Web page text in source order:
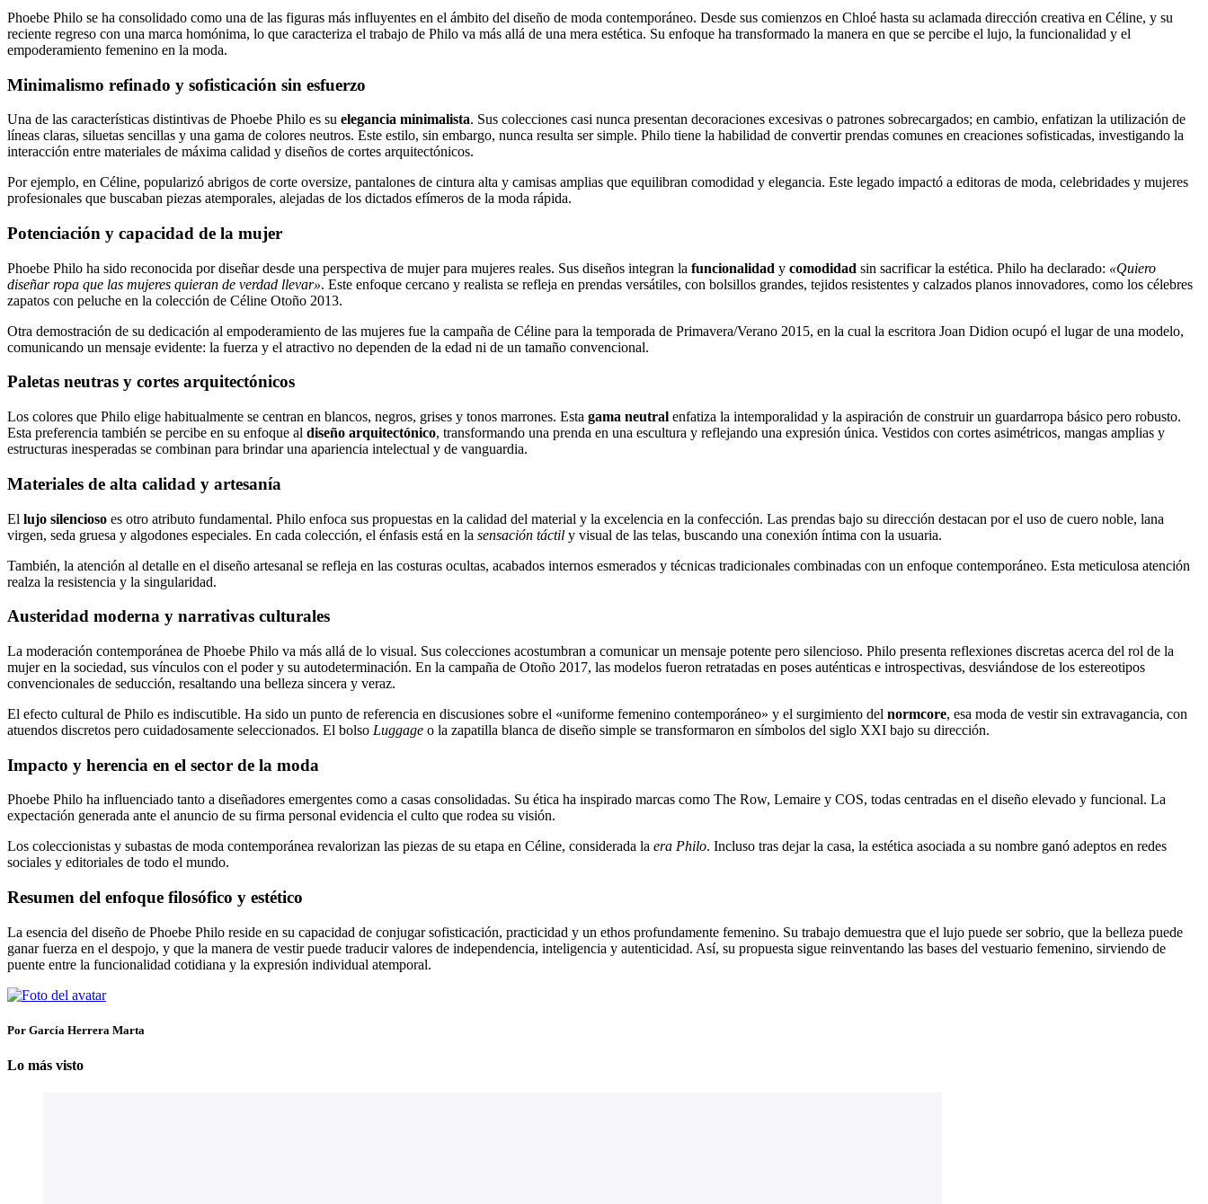
Phoebe Philo se ha consolidado como una de las figuras más influyentes en el ámbito del diseño de moda contemporáneo. Desde sus comienzos en Chloé hasta su aclamada dirección creativa en Céline, y su
reciente regreso con una marca homónima, lo que caracteriza el trabajo de Philo va más allá de una mera estética. Su enfoque ha transformado la manera en que se percibe el lujo, la funcionalidad y el
empoderamiento femenino en la moda.
Minimalismo refinado y sofisticación sin esfuerzo
Una de las características distintivas de Phoebe Philo es su elegancia minimalista. Sus colecciones casi nunca presentan decoraciones excesivas o patrones sobrecargados; en cambio, enfatizan la utilización de
líneas claras, siluetas sencillas y una gama de colores neutros. Este estilo, sin embargo, nunca resulta ser simple. Philo tiene la habilidad de convertir prendas comunes en creaciones sofisticadas, investigando la
interacción entre materiales de máxima calidad y diseños de cortes arquitectónicos.
Por ejemplo, en Céline, popularizó abrigos de corte oversize, pantalones de cintura alta y camisas amplias que equilibran comodidad y elegancia. Este legado impactó a editoras de moda, celebridades y mujeres
profesionales que buscaban piezas atemporales, alejadas de los dictados efímeros de la moda rápida.
Potenciación y capacidad de la mujer
Phoebe Philo ha sido reconocida por diseñar desde una perspectiva de mujer para mujeres reales. Sus diseños integran la funcionalidad y comodidad sin sacrificar la estética. Philo ha declarado: «Quiero
diseñar ropa que las mujeres quieran de verdad llevar». Este enfoque cercano y realista se refleja en prendas versátiles, con bolsillos grandes, tejidos resistentes y calzados planos innovadores, como los célebres
zapatos con peluche en la colección de Céline Otoño 2013.
Otra demostración de su dedicación al empoderamiento de las mujeres fue la campaña de Céline para la temporada de Primavera/Verano 2015, en la cual la escritora Joan Didion ocupó el lugar de una modelo,
comunicando un mensaje evidente: la fuerza y el atractivo no dependen de la edad ni de un tamaño convencional.
Paletas neutras y cortes arquitectónicos
Los colores que Philo elige habitualmente se centran en blancos, negros, grises y tonos marrones. Esta gama neutral enfatiza la intemporalidad y la aspiración de construir un guardarropa básico pero robusto.
Esta preferencia también se percibe en su enfoque al diseño arquitectónico, transformando una prenda en una escultura y reflejando una expresión única. Vestidos con cortes asimétricos, mangas amplias y
estructuras inesperadas se combinan para brindar una apariencia intelectual y de vanguardia.
Materiales de alta calidad y artesanía
El lujo silencioso es otro atributo fundamental. Philo enfoca sus propuestas en la calidad del material y la excelencia en la confección. Las prendas bajo su dirección destacan por el uso de cuero noble, lana
virgen, seda gruesa y algodones especiales. En cada colección, el énfasis está en la sensación táctil y visual de las telas, buscando una conexión íntima con la usuaria.
También, la atención al detalle en el diseño artesanal se refleja en las costuras ocultas, acabados internos esmerados y técnicas tradicionales combinadas con un enfoque contemporáneo. Esta meticulosa atención
realza la resistencia y la singularidad.
Austeridad moderna y narrativas culturales
La moderación contemporánea de Phoebe Philo va más allá de lo visual. Sus colecciones acostumbran a comunicar un mensaje potente pero silencioso. Philo presenta reflexiones discretas acerca del rol de la
mujer en la sociedad, sus vínculos con el poder y su autodeterminación. En la campaña de Otoño 2017, las modelos fueron retratadas en poses auténticas e introspectivas, desviándose de los estereotipos
convencionales de seducción, resaltando una belleza sincera y veraz.
El efecto cultural de Philo es indiscutible. Ha sido un punto de referencia en discusiones sobre el «uniforme femenino contemporáneo» y el surgimiento del normcore, esa moda de vestir sin extravagancia, con
atuendos discretos pero cuidadosamente seleccionados. El bolso Luggage o la zapatilla blanca de diseño simple se transformaron en símbolos del siglo XXI bajo su dirección.
Impacto y herencia en el sector de la moda
Phoebe Philo ha influenciado tanto a diseñadores emergentes como a casas consolidadas. Su ética ha inspirado marcas como The Row, Lemaire y COS, todas centradas en el diseño elevado y funcional. La
expectación generada ante el anuncio de su firma personal evidencia el culto que rodea su visión.
Los coleccionistas y subastas de moda contemporánea revalorizan las piezas de su etapa en Céline, considerada la era Philo. Incluso tras dejar la casa, la estética asociada a su nombre ganó adeptos en redes
sociales y editoriales de todo el mundo.
Resumen del enfoque filosófico y estético
La esencia del diseño de Phoebe Philo reside en su capacidad de conjugar sofisticación, practicidad y un ethos profundamente femenino. Su trabajo demuestra que el lujo puede ser sobrio, que la belleza puede
ganar fuerza en el despojo, y que la manera de vestir puede traducir valores de independencia, inteligencia y autenticidad. Así, su propuesta sigue reinventando las bases del vestuario femenino, sirviendo de
puente entre la funcionalidad cotidiana y la expresión individual atemporal.
Por García Herrera Marta
Lo más visto